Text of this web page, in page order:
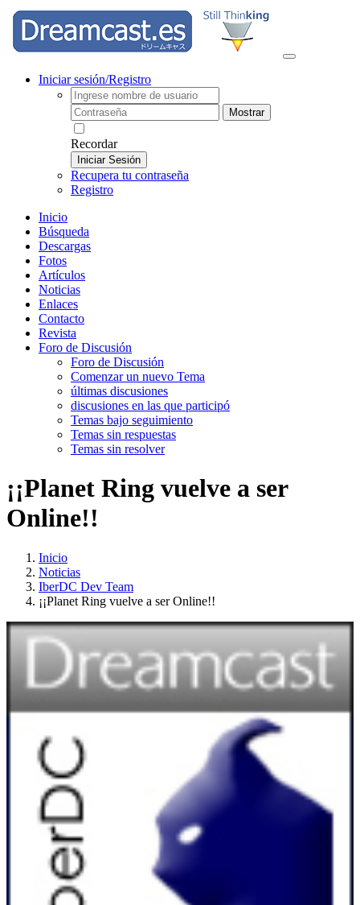
Iniciar sesión/Registro
Mostrar
Recordar
Iniciar Sesión
Recupera tu contraseña
Registro
Inicio
Búsqueda
Descargas
Fotos
Artículos
Noticias
Enlaces
Contacto
Revista
Foro de Discusión
Foro de Discusión
Comenzar un nuevo Tema
últimas discusiones
discusiones en las que participó
Temas bajo seguimiento
Temas sin respuestas
Temas sin resolver
¡¡Planet Ring vuelve a ser
Online!!
Inicio
Noticias
IberDC Dev Team
¡¡Planet Ring vuelve a ser Online!!